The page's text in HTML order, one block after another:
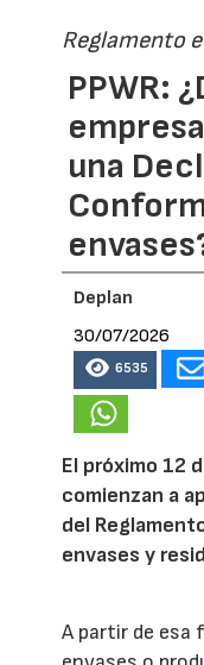
Reglamento
PPWR:
una
Deplan
30/07/2026
6535
El próximo 12
comienzan a
del
envases y
A partir de esa